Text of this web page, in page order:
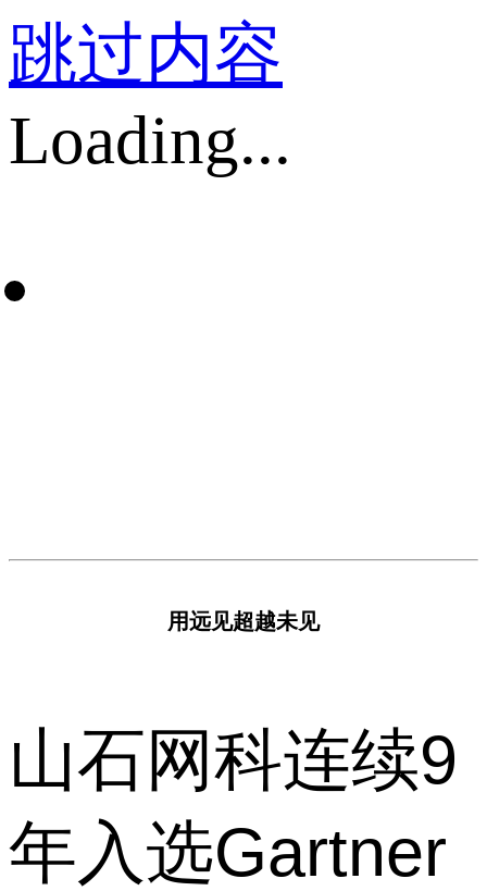
跳过内容
Loading...
用远见超越未见
山石网科连续9
年入选Gartner